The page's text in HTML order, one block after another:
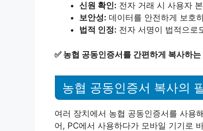
신원 확인: 전자 거래 시 사용자
보안성: 데이터를 안전하게 보호
법적 인정: 전자 서명이 법적으로
✅ 농협 공동인증서를 간편하게 복사하
농협 공동인증서 복사의
여러 장치에서 농협 공동인증서를 사용
어, PC에서 사용하다가 모바일 기기로